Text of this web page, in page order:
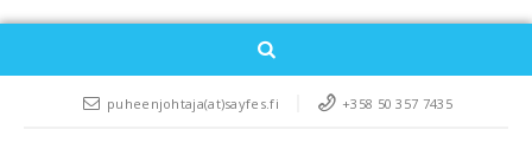
puheenjohtaja(at)sayfes.fi +358 50 357 7435